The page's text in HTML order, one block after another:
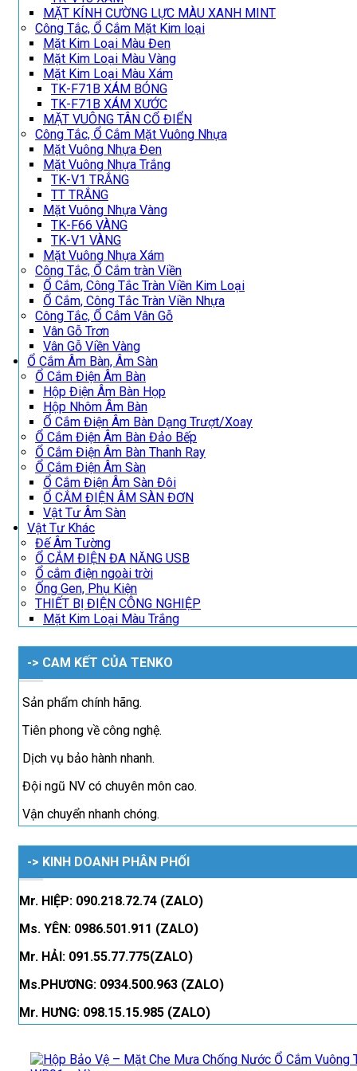
MẶT KÍNH CƯỜNG LỰC MÀU XANH MINT
Công Tắc, Ổ Cắm Mặt Kim loại
Mặt Kim Loại Màu Đen
Mặt Kim Loại Màu Vàng
Mặt Kim Loại Màu Xám
TK-F71B XÁM BÓNG
TK-F71B XÁM XƯỚC
MẶT VUÔNG TÂN CỔ ĐIỂN
Công Tắc, Ổ Cắm Mặt Vuông Nhựa
Mặt Vuông Nhựa Đen
Mặt Vuông Nhựa Trắng
TK-V1 TRẮNG
TT TRẮNG
Mặt Vuông Nhựa Vàng
TK-F66 VÀNG
TK-V1 VÀNG
Mặt Vuông Nhựa Xám
Công Tắc, Ổ Cắm tràn Viền
Ổ Cắm, Công Tắc Tràn Viền Kim Loại
Ổ Cắm, Công Tắc Tràn Viền Nhựa
Công Tắc, Ổ Cắm Vân Gỗ
Vân Gỗ Trơn
Vân Gỗ Viền Vàng
Ổ Cắm Âm Bàn, Âm Sàn
Ổ Cắm Điện Âm Bàn
Hộp Điện Âm Bàn Họp
Hộp Nhôm Âm Bàn
Ổ Cắm Điện Âm Bàn Dạng Trượt/Xoay
Ổ Cắm Điện Âm Bàn Đảo Bếp
Ổ Cắm Điện Âm Bàn Thanh Ray
Ổ Cắm Điện Âm Sàn
Ổ Cắm Điện Âm Sàn Đôi
Ổ CẮM ĐIỆN ÂM SÀN ĐƠN
Vật Tư Âm Sàn
Vật Tư Khác
Đế Âm Tường
Ổ CẮM ĐIỆN ĐA NĂNG USB
Ổ cắm điện ngoài trời
Ống Gen, Phụ Kiện
THIẾT BỊ ĐIỆN CÔNG NGHIỆP
Mặt Kim Loại Màu Trắng
-> CAM KẾT CỦA TENKO
Sản phẩm chính hãng.
Tiên phong về công nghệ.
Dịch vụ bảo hành nhanh.
Đội ngũ NV có chuyên môn cao.
Vận chuyển nhanh chóng.
-> KINH DOANH PHÂN PHỐI
Mr. HIỆP: 090.218.72.74 (ZALO)
Ms. YÊN: 0986.501.911 (ZALO)
Mr. HẢI: 091.55.77.775(ZALO)
Ms.PHƯƠNG: 0934.500.963 (ZALO)
Mr. HƯNG: 098.15.15.985 (ZALO)